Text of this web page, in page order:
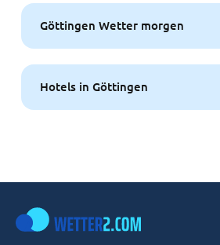
Göttingen Wetter morgen
Hotels in Göttingen